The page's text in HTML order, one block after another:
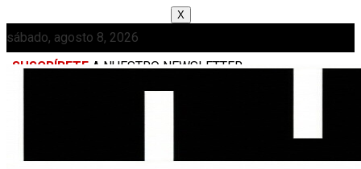
X
sábado, agosto 8, 2026
SUSCRÍBETE A NUESTRO NEWSLETTER